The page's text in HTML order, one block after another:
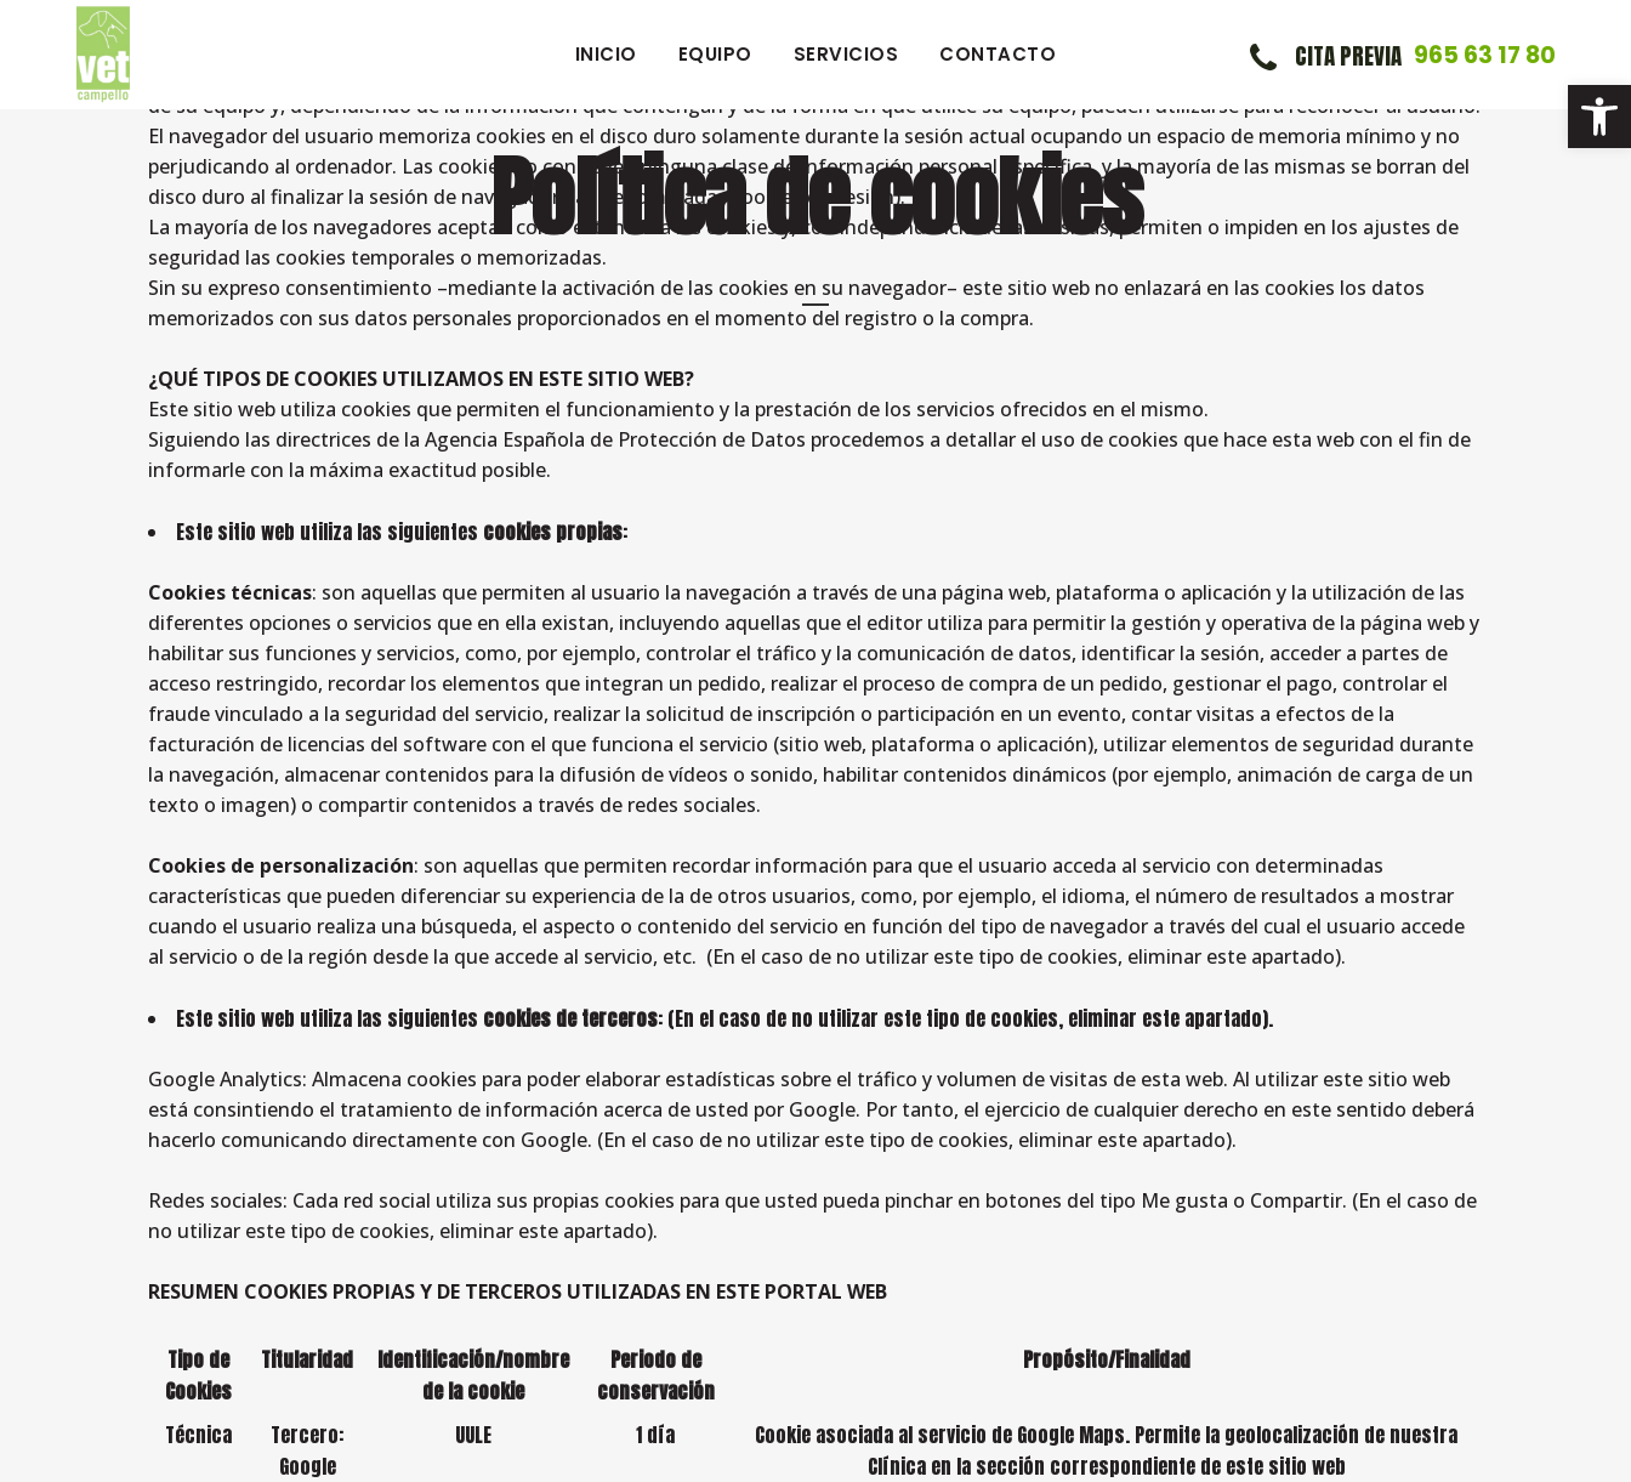
Abrir
CITA PREVIA 965 63 17 80
INICIO EQUIPO SERVICIOS CONTACTO
Política de cookies
Cookie es un fichero que se descarga en su ordenador al acceder a determinadas páginas web.
Las cookies permiten a una página web, entre otras cosas, almacenar y recuperar información sobre los hábitos de navegación de un usuario o
de su equipo y, dependiendo de la información que contengan y de la forma en que utilice su equipo, pueden utilizarse para reconocer al usuario.
El navegador del usuario memoriza cookies en el disco duro solamente durante la sesión actual ocupando un espacio de memoria mínimo y no
perjudicando al ordenador. Las cookies no contienen ninguna clase de información personal específica, y la mayoría de las mismas se borran del
disco duro al finalizar la sesión de navegador (las denominadas cookies de sesión).
La mayoría de los navegadores aceptan como estándar a las cookies y, con independencia de las mismas, permiten o impiden en los ajustes de
seguridad las cookies temporales o memorizadas.
Sin su expreso consentimiento –mediante la activación de las cookies en su navegador– este sitio web no enlazará en las cookies los datos
memorizados con sus datos personales proporcionados en el momento del registro o la compra.
¿QUÉ TIPOS DE COOKIES UTILIZAMOS EN ESTE SITIO WEB?
Este sitio web utiliza cookies que permiten el funcionamiento y la prestación de los servicios ofrecidos en el mismo.
Siguiendo las directrices de la Agencia Española de Protección de Datos procedemos a detallar el uso de cookies que hace esta web con el fin de
informarle con la máxima exactitud posible.
Este sitio web utiliza las siguientes cookies propias:
Cookies técnicas: son aquellas que permiten al usuario la navegación a través de una página web, plataforma o aplicación y la utilización de las
diferentes opciones o servicios que en ella existan, incluyendo aquellas que el editor utiliza para permitir la gestión y operativa de la página web y
habilitar sus funciones y servicios, como, por ejemplo, controlar el tráfico y la comunicación de datos, identificar la sesión, acceder a partes de
acceso restringido, recordar los elementos que integran un pedido, realizar el proceso de compra de un pedido, gestionar el pago, controlar el
fraude vinculado a la seguridad del servicio, realizar la solicitud de inscripción o participación en un evento, contar visitas a efectos de la
facturación de licencias del software con el que funciona el servicio (sitio web, plataforma o aplicación), utilizar elementos de seguridad durante
la navegación, almacenar contenidos para la difusión de vídeos o sonido, habilitar contenidos dinámicos (por ejemplo, animación de carga de un
texto o imagen) o compartir contenidos a través de redes sociales.
Cookies de personalización: son aquellas que permiten recordar información para que el usuario acceda al servicio con determinadas
características que pueden diferenciar su experiencia de la de otros usuarios, como, por ejemplo, el idioma, el número de resultados a mostrar
cuando el usuario realiza una búsqueda, el aspecto o contenido del servicio en función del tipo de navegador a través del cual el usuario accede
al servicio o de la región desde la que accede al servicio, etc. (En el caso de no utilizar este tipo de cookies, eliminar este apartado).
Este sitio web utiliza las siguientes cookies de terceros: (En el caso de no utilizar este tipo de cookies, eliminar este apartado).
Google Analytics: Almacena cookies para poder elaborar estadísticas sobre el tráfico y volumen de visitas de esta web. Al utilizar este sitio web
está consintiendo el tratamiento de información acerca de usted por Google. Por tanto, el ejercicio de cualquier derecho en este sentido deberá
hacerlo comunicando directamente con Google. (En el caso de no utilizar este tipo de cookies, eliminar este apartado).
Redes sociales: Cada red social utiliza sus propias cookies para que usted pueda pinchar en botones del tipo Me gusta o Compartir. (En el caso de
no utilizar este tipo de cookies, eliminar este apartado).
RESUMEN COOKIES PROPIAS Y DE TERCEROS UTILIZADAS EN ESTE PORTAL WEB
Tipo de
Cookies
Titularidad
Identificación/nombre
de la cookie
Periodo de
conservación
Propósito/Finalidad
Técnica
Tercero:
Google
UULE 1 día
Cookie asociada al servicio de Google Maps. Permite la geolocalización de nuestra
Clínica en la sección correspondiente de este sitio web